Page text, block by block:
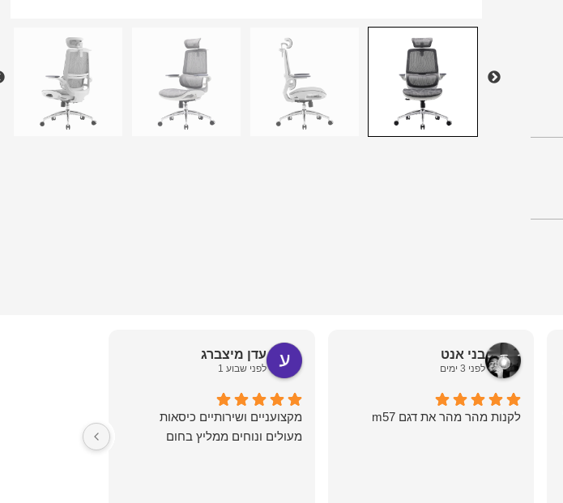
בני אנט
לפני 3 ימים
לקנות מהר מהר את דגם m57
עדן מיצברג
לפני שבוע 1
מקצועניים ושירותיים כיסאות
מעולים ונוחים ממליץ בחום
יש לי משרד